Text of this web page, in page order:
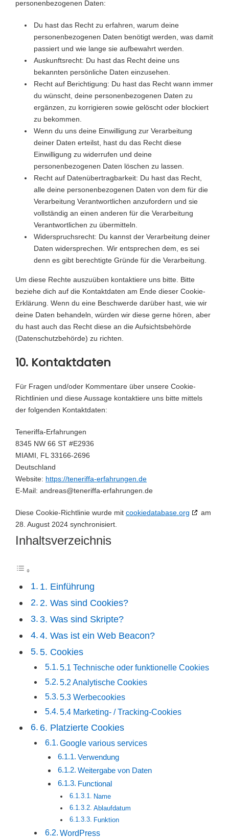
personenbezogenen Daten:
Du hast das Recht zu erfahren, warum deine
personenbezogenen Daten benötigt werden, was damit
passiert und wie lange sie aufbewahrt werden.
Auskunftsrecht: Du hast das Recht deine uns
bekannten persönliche Daten einzusehen.
Recht auf Berichtigung: Du hast das Recht wann immer
du wünscht, deine personenbezogenen Daten zu
ergänzen, zu korrigieren sowie gelöscht oder blockiert
zu bekommen.
Wenn du uns deine Einwilligung zur Verarbeitung
deiner Daten erteilst, hast du das Recht diese
Einwilligung zu widerrufen und deine
personenbezogenen Daten löschen zu lassen.
Recht auf Datenübertragbarkeit: Du hast das Recht,
alle deine personenbezogenen Daten von dem für die
Verarbeitung Verantwortlichen anzufordern und sie
vollständig an einen anderen für die Verarbeitung
Verantwortlichen zu übermitteln.
Widerspruchsrecht: Du kannst der Verarbeitung deiner
Daten widersprechen. Wir entsprechen dem, es sei
denn es gibt berechtigte Gründe für die Verarbeitung.
Um diese Rechte auszuüben kontaktiere uns bitte. Bitte
beziehe dich auf die Kontaktdaten am Ende dieser Cookie-
Erklärung. Wenn du eine Beschwerde darüber hast, wie wir
deine Daten behandeln, würden wir diese gerne hören, aber
du hast auch das Recht diese an die Aufsichtsbehörde
(Datenschutzbehörde) zu richten.
10. Kontaktdaten
Für Fragen und/oder Kommentare über unsere Cookie-
Richtlinien und diese Aussage kontaktiere uns bitte mittels
der folgenden Kontaktdaten:
Teneriffa-Erfahrungen
8345 NW 66 ST #E2936
MIAMI, FL 33166-2696
Deutschland
Website: https://teneriffa-erfahrungen.de
E-Mail: andreas@teneriffa-erfahrungen.de
Diese Cookie-Richtlinie wurde mit cookiedatabase.org
am
28. August 2024 synchronisiert.
Inhaltsverzeichnis
1. Einführung
2. Was sind Cookies?
3. Was sind Skripte?
4. Was ist ein Web Beacon?
5. Cookies
5.1 Technische oder funktionelle Cookies
5.2 Analytische Cookies
5.3 Werbecookies
5.4 Marketing- / Tracking-Cookies
6. Platzierte Cookies
Google various services
Verwendung
Weitergabe von Daten
Functional
Name
Ablaufdatum
Funktion
WordPress